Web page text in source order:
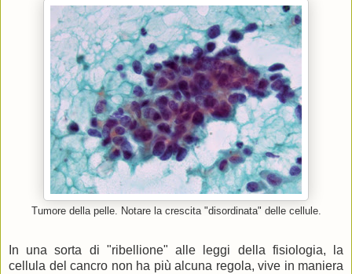
Tumore della pelle. Notare la crescita "disordinata" delle cellule.
In una sorta di "ribellione" alle leggi della fisiologia, la
cellula del cancro non ha più alcuna regola, vive in maniera